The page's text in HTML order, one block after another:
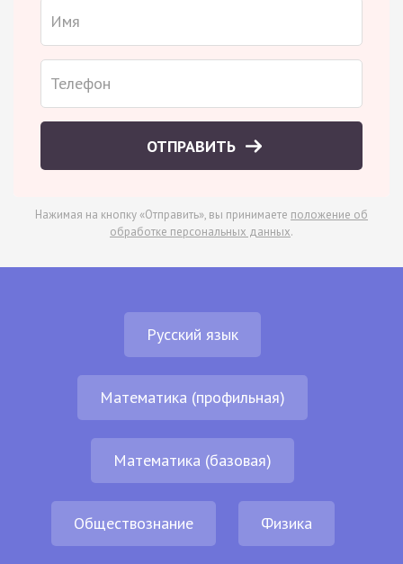
ОТПРАВИТЬ
Нажимая на кнопку «Отправить», вы принимаете положение об
обработке персональных данных.
Русский язык
Математика (профильная)
Математика (базовая)
Обществознание Физика